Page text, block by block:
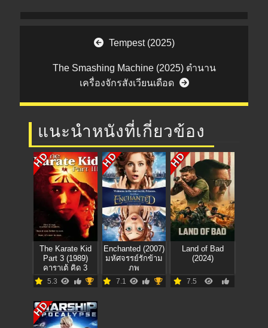
Tempest (2025)
The Smashing Machine (2025) ตำนาน
เครื่องจักรสังเวียนเดือด
แนะนำหนังที่เกี่ยวข้อง
HD
The Karate Kid
Part 3 (1989)
คาราเต้ คิด 3
5.3
HD
Enchanted (2007)
มหัศจรรย์รักข้าม
ภพ
7.1
HD
Land of Bad
(2024)
7.5
HD